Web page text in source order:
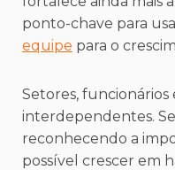
ponto-chave para
equipe para o
Setores, funcionários
interdependentes.
reconhecendo a
possível crescer em